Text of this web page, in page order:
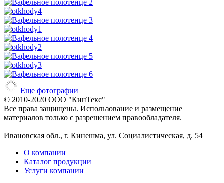
Еще фотографии
© 2010-2020 ООО "КинТекс"
Все права защищены. Использование и размещение
материалов только с разрешением правообладателя.
Ивановская обл., г. Кинешма, ул. Социалистическая, д. 54
О компании
Каталог продукции
Услуги компании